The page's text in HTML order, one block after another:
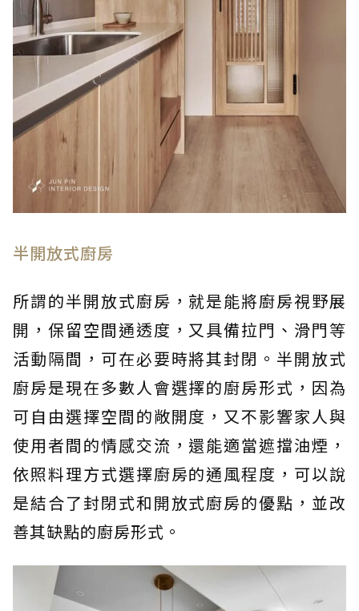
半開放式廚房
所謂的半開放式廚房，就是能將廚房視野展
開，保留空間通透度，又具備拉門、滑門等
活動隔間，可在必要時將其封閉。半開放式
廚房是現在多數人會選擇的廚房形式，因為
可自由選擇空間的敞開度，又不影響家人與
使用者間的情感交流，還能適當遮擋油煙，
依照料理方式選擇廚房的通風程度，可以說
是結合了封閉式和開放式廚房的優點，並改
善其缺點的廚房形式。